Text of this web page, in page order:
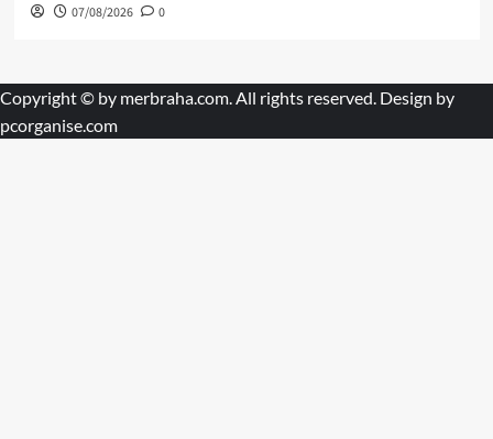
07/08/2026 0
Copyright © by merbraha.com . All rights reserved. Design by
pcorganise.com